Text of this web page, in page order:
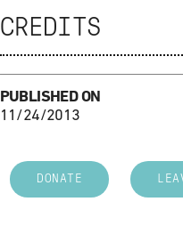
CREDITS
PUBLISHED ON
11/24/2013
DONATE